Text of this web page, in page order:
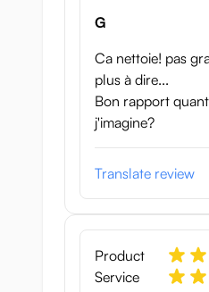
G
Ca nettoie! pas
plus à dire...
Bon rapport
j'imagine?
Translate review
Product
Service